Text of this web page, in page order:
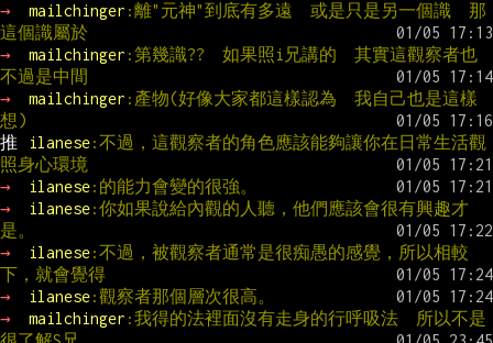
→
mailchinger :離"元神"到底有多遠  或是只是另一個識  那
這個識屬於
→
mailchinger :第幾識??  如果照i兄講的  其實這觀察者也
不過是中間
→
mailchinger :產物(好像大家都這樣認為  我自己也是這樣
想)
推
ilanese:不過，這觀察者的角色應該能夠讓你在日常生活觀
照身心環境
→
ilanese:的能力會變的很強。
→
ilanese:你如果說給內觀的人聽，他們應該會很有興趣才
是。
→
ilanese:不過，被觀察者通常是很痴愚的感覺，所以相較
下，就會覺得
→
ilanese:觀察者那個層次很高。
→
mailchinger :我得的法裡面沒有走身的行呼吸法  所以不是